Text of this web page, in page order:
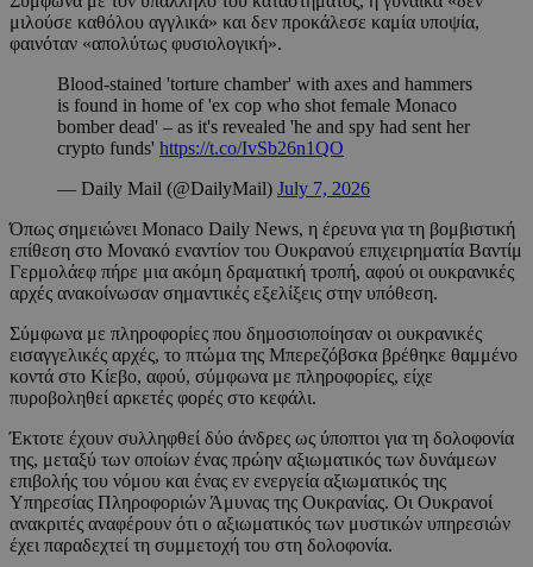
μιλούσε καθόλου αγγλικά» και δεν προκάλεσε καμία υποψία,
φαινόταν «απολύτως φυσιολογική».
Blood-stained 'torture chamber' with axes and hammers
is found in home of 'ex cop who shot female Monaco
bomber dead' – as it's revealed 'he and spy had sent her
crypto funds' https://t.co/IvSb26n1QO
— Daily Mail (@DailyMail) July 7, 2026
Όπως σημειώνει Monaco Daily News, η έρευνα για τη βομβιστική
επίθεση στο Μονακό εναντίον του Ουκρανού επιχειρηματία Βαντίμ
Γερμολάεφ πήρε μια ακόμη δραματική τροπή, αφού οι ουκρανικές
αρχές ανακοίνωσαν σημαντικές εξελίξεις στην υπόθεση.
Σύμφωνα με πληροφορίες που δημοσιοποίησαν οι ουκρανικές
εισαγγελικές αρχές, το πτώμα της Μπερεζόβσκα βρέθηκε θαμμένο
κοντά στο Κίεβο, αφού, σύμφωνα με πληροφορίες, είχε
πυροβοληθεί αρκετές φορές στο κεφάλι.
Έκτοτε έχουν συλληφθεί δύο άνδρες ως ύποπτοι για τη δολοφονία
της, μεταξύ των οποίων ένας πρώην αξιωματικός των δυνάμεων
επιβολής του νόμου και ένας εν ενεργεία αξιωματικός της
Υπηρεσίας Πληροφοριών Άμυνας της Ουκρανίας. Οι Ουκρανοί
ανακριτές αναφέρουν ότι ο αξιωματικός των μυστικών υπηρεσιών
έχει παραδεχτεί τη συμμετοχή του στη δολοφονία.